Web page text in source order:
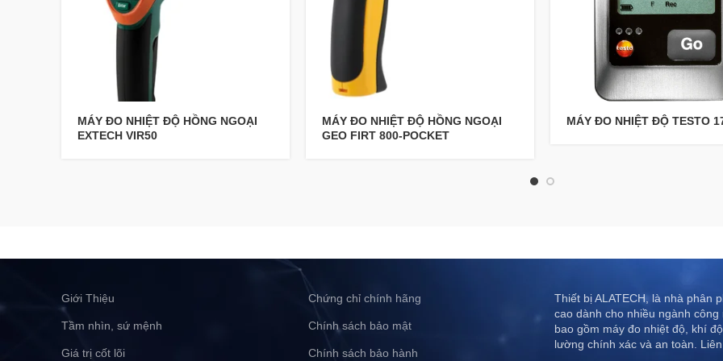
MÁY ĐO NHIỆT ĐỘ HỒNG NGOẠI
EXTECH VIR50
MÁY ĐO NHIỆT ĐỘ HỒNG NGOẠI
GEO FIRT 800-POCKET
MÁY ĐO NHIỆT ĐỘ TESTO
Giới Thiệu
Tầm nhìn, sứ mệnh
Giá trị cốt lõi
Chứng chỉ chính hãng
Chính sách bảo mật
Chính sách bảo hành
Thiết bị ALATECH, là nhà phân
cao dành cho nhiều ngành
bao gồm máy đo nhiệt độ, khí
lường chính xác và an toàn.